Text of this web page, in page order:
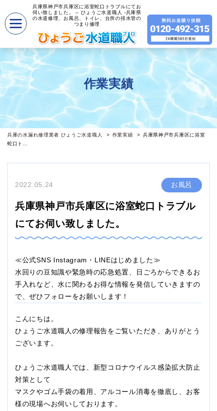
兵庫県神戸市兵庫区に浴室蛇口トラブルにてお
伺い致しました。 – ひょうご水道職人 -兵庫県
の水道修理、お風呂、トイレ、台所の排水管の
つまり修理
作業実績
兵庫の水漏れ修理業者 ひょうご水道職人 作業実績
兵庫県神戸市兵庫区に浴室
蛇口ト…
2022.05.24 お風呂
兵庫県神戸市兵庫区に浴室蛇口トラブル
にてお伺い致しました。
≪公式SNS Instagram・LINEはじめました≫
水回りの豆知識や緊急時の応急処置、日ごろからできるお
手入れなど、水に関わるお得な情報を発信していきますの
で、ぜひフォローをお願いします！
こんにちは。
ひょうご水道職人の修理報告をご覧いただき、ありがとう
ございます。
ひょうご水道職人では、新型コロナウイルス感染拡大防止
対策として
マスクやゴム手袋の着用、アルコール消毒を徹底し、お客
様の現場へお伺いしております。